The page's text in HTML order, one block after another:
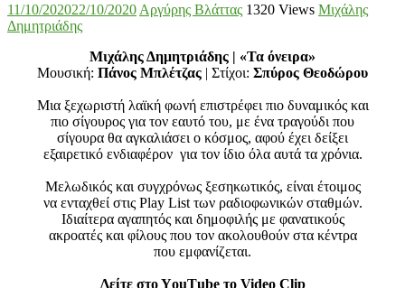
11/10/202022/10/2020 Αργύρης Βλάττας 1320 Views Μιχάλης
Δημητριάδης
Μιχάλης Δημητριάδης | «Τα όνειρα»
Μουσική: Πάνος Μπλέτζας | Στίχοι: Σπύρος Θεοδώρου
Μια ξεχωριστή λαϊκή φωνή επιστρέφει πιο δυναμικός και
πιο σίγουρος για τον εαυτό του, με ένα τραγούδι που
σίγουρα θα αγκαλιάσει ο κόσμος, αφού έχει δείξει
εξαιρετικό ενδιαφέρον για τον ίδιο όλα αυτά τα χρόνια.
Μελωδικός και συγχρόνως ξεσηκωτικός, είναι έτοιμος
να ενταχθεί στις Play List των ραδιοφωνικών σταθμών.
Ιδιαίτερα αγαπητός και δημοφιλής με φανατικούς
ακροατές και φίλους που τον ακολουθούν στα κέντρα
που εμφανίζεται.
Δείτε στο ΥouΤube το Video Clip